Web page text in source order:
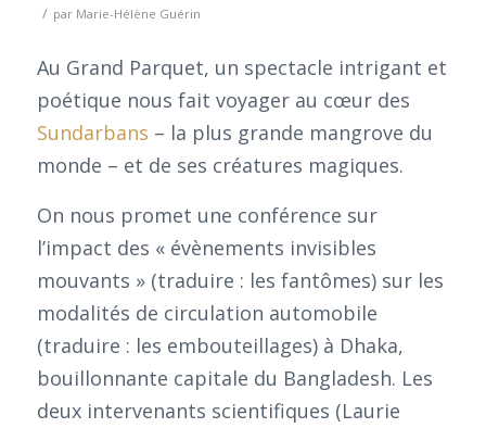
/ par Marie-Hélène Guérin
Au Grand Parquet, un spectacle intrigant et
poétique nous fait voyager au cœur des
Sundarbans – la plus grande mangrove du
monde – et de ses créatures magiques.
On nous promet une conférence sur
l’impact des « évènements invisibles
mouvants » (traduire : les fantômes) sur les
modalités de circulation automobile
(traduire : les embouteillages) à Dhaka,
bouillonnante capitale du Bangladesh. Les
deux intervenants scientifiques (Laurie